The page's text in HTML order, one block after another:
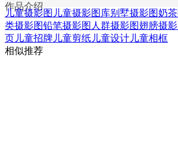
作品介绍
儿童摄影图 儿童摄影图库别墅摄影图奶
类摄影图铅笔摄影图 人群摄影图翅膀摄
页 儿童招牌 儿童剪纸 儿童设计 儿童相框
相似推荐